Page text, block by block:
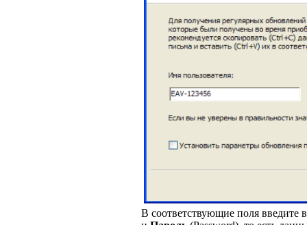
В соответствующие поля введите